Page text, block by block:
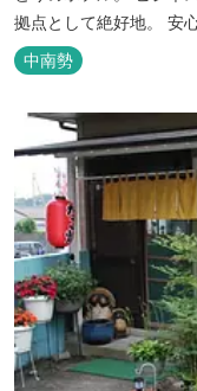
拠点として絶好地。 安
スも行き届いています
中南勢